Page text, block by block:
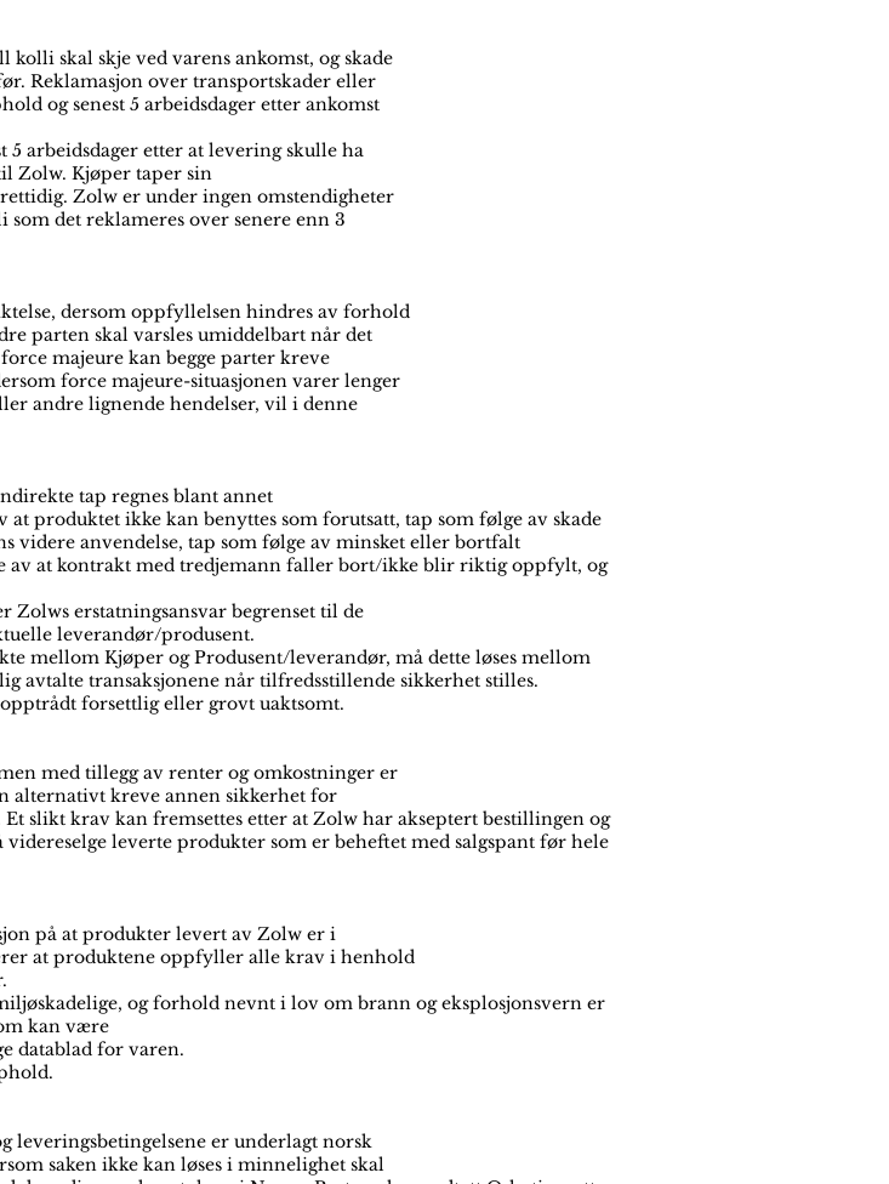
skal skje ved varens ankomst, og skade
Reklamasjon over transportskader eller
og senest 5 arbeidsdager etter ankomst
5 arbeidsdager etter at levering skulle ha
Zolw. Kjøper taper sin
Zolw er under ingen omstendigheter
det reklameres over senere enn 3
dersom oppfyllelsen hindres av forhold
parten skal varsles umiddelbart når det
majeure kan begge parter kreve
force majeure-situasjonen varer lenger
andre lignende hendelser, vil i denne
tap regnes blant annet
produktet ikke kan benyttes som forutsatt, tap som følge av skade
videre anvendelse, tap som følge av minsket eller bortfalt
av at kontrakt med tredjemann faller bort/ikke blir riktig oppfylt, og
Zolws erstatningsansvar begrenset til de
leverandør/produsent.
mellom Kjøper og Produsent/leverandør, må dette løses mellom
avtalte transaksjonene når tilfredsstillende sikkerhet stilles.
forsettlig eller grovt uaktsomt.
med tillegg av renter og omkostninger er
alternativt kreve annen sikkerhet for
slikt krav kan fremsettes etter at Zolw har akseptert bestillingen og
leverte produkter som er beheftet med salgspant før hele
på at produkter levert av Zolw er i
at produktene oppfyller alle krav i henhold
og forhold nevnt i lov om brann og eksplosjonsvern er
kan være
datablad for varen.
leveringsbetingelsene er underlagt norsk
saken ikke kan løses i minnelighet skal